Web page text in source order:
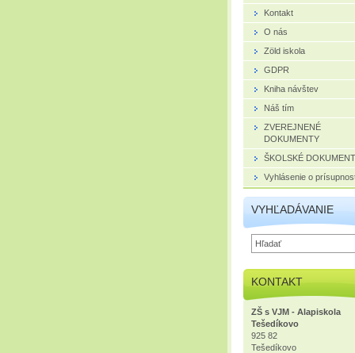
Kontakt
O nás
Zöld iskola
GDPR
Kniha návštev
Náš tím
ZVEREJNENÉ
DOKUMENTY
ŠKOLSKÉ
Vyhlásenie o
VYHĽADÁVANIE
KONTAKT
ZŠ s VJM - Alapiskola
Tešedíkovo
925 82
Tešedíkovo